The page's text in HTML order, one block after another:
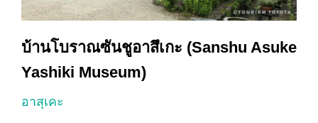
บ้านโบราณซันชูอาสึเกะ (Sanshu Asuke
Yashiki Museum)
อาสุเคะ